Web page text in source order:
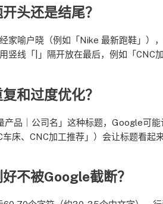
头还是结尾？
家喻户晓（例如「Nike 最新跑鞋」）
竖线「|」隔开放在最后，例如「CNC
和过度优化？
产品｜公司名」这种标题，Google可
床、CNC加工推荐」）会让标题看
不被Google截断？